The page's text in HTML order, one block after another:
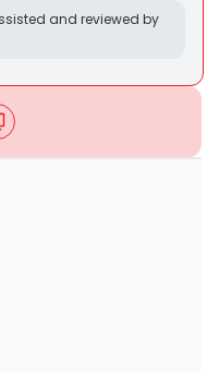
and reviewed by